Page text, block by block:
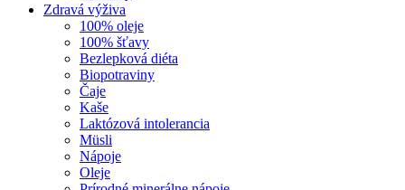
Zdravá výživa
100% oleje
100% šťavy
Bezlepková diéta
Biopotraviny
Čaje
Kaše
Laktózová intolerancia
Müsli
Nápoje
Oleje